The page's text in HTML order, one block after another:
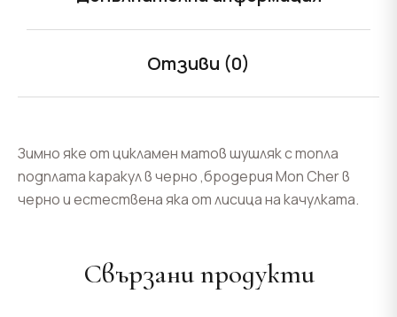
Отзиви (0)
Зимно яке от цикламен матов шушляк с топла
подплата каракул в черно ,бродерия Mon Cher в
черно и естествена яка от лисица на качулката.
Свързани продукти